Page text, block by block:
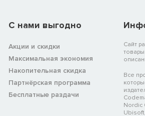
C нами выгодно
Акции и скидки
Максимальная экономия
Накопительная скидка
Партнёрская программа
Бесплатные раздачи
Сайт
Все
Nordic